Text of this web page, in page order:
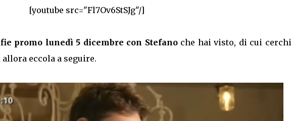
[youtube src="Fl7Ov6StSJg"/]
promo lunedì 5 dicembre con Stefanoche hai visto, di cui cerchi
allora eccola a seguire.